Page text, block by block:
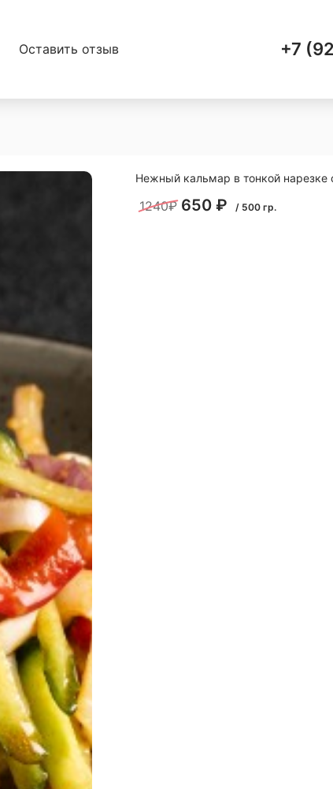
Оставить отзыв +7
Нежный кальмар в тонкой
1240₽ 650 ₽ / 500 гр.